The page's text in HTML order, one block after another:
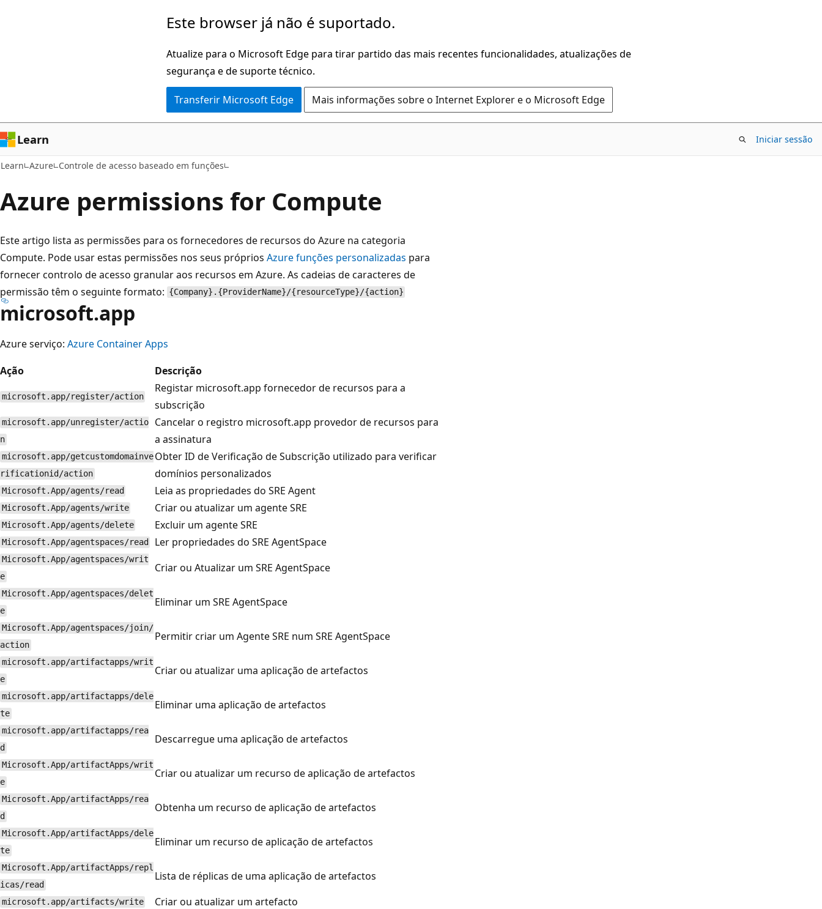
Este browser já não é suportado.
Atualize para o Microsoft Edge para tirar partido das mais recentes funcionalidades, atualizações de
segurança e de suporte técnico.
Transferir Microsoft Edge Mais informações sobre o Internet Explorer e o Microsoft Edge
Learn Iniciar sessão
Learn Azure Controle de acesso baseado em funções
Azure permissions for Compute
Este artigo lista as permissões para os fornecedores de recursos do Azure na categoria
Compute. Pode usar estas permissões nos seus próprios Azure funções personalizadas para
fornecer controlo de acesso granular aos recursos em Azure. As cadeias de caracteres de
permissão têm o seguinte formato: {Company}.{ProviderName}/{resourceType}/{action}
microsoft.app
Azure serviço: Azure Container Apps
Ação
Descrição
microsoft.app/register/action
Registar microsoft.app fornecedor de recursos para a
subscrição
microsoft.app/unregister/actio
n
Cancelar o registro microsoft.app provedor de recursos para
a assinatura
microsoft.app/getcustomdomainve
rificationid/action
Obter ID de Verificação de Subscrição utilizado para verificar
domínios personalizados
Microsoft.App/agents/read Leia as propriedades do SRE Agent
Microsoft.App/agents/write Criar ou atualizar um agente SRE
Microsoft.App/agents/delete Excluir um agente SRE
Microsoft.App/agentspaces/read Ler propriedades do SRE AgentSpace
Microsoft.App/agentspaces/writ
e
Criar ou Atualizar um SRE AgentSpace
Microsoft.App/agentspaces/delet
e
Eliminar um SRE AgentSpace
Microsoft.App/agentspaces/join/
action
Permitir criar um Agente SRE num SRE AgentSpace
microsoft.app/artifactapps/writ
e
Criar ou atualizar uma aplicação de artefactos
microsoft.app/artifactapps/dele
te
Eliminar uma aplicação de artefactos
microsoft.app/artifactapps/rea
d
Descarregue uma aplicação de artefactos
Microsoft.App/artifactApps/writ
e
Criar ou atualizar um recurso de aplicação de artefactos
Microsoft.App/artifactApps/rea
d
Obtenha um recurso de aplicação de artefactos
Microsoft.App/artifactApps/dele
te
Eliminar um recurso de aplicação de artefactos
Microsoft.App/artifactApps/repl
icas/read
Lista de réplicas de uma aplicação de artefactos
microsoft.app/artifacts/write Criar ou atualizar um artefacto